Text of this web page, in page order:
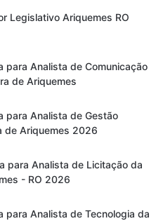
Legislativo Ariquemes RO
para Analista de Comunicação
de Ariquemes
para Analista de Gestão
de Ariquemes 2026
para Analista de Licitação da
- RO 2026
para Analista de Tecnologia da